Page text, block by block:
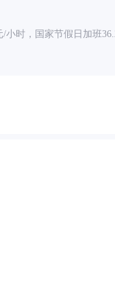
小时，国家节假日加班